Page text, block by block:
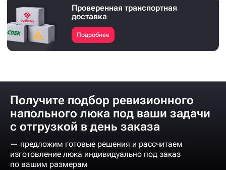
Проверенная транспортная
доставка
Подробнее
Получите подбор ревизионного
напольного люка под ваши задачи
с отгрузкой в день заказа
— предложим готовые решения и рассчитаем
изготовление люка индивидуально под заказ
по вашим размерам